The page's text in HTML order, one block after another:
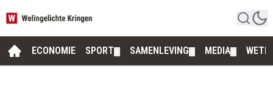
ECONOMIE SPORT SAMENLEVING MEDIA